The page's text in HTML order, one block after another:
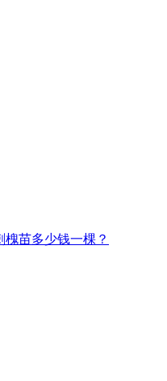
苗多少钱一棵？